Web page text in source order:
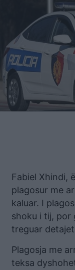
Fabiel Xhindi,
plagosur me
kaluar. I
shoku i tij, por
treguar
Plagosja me
teksa